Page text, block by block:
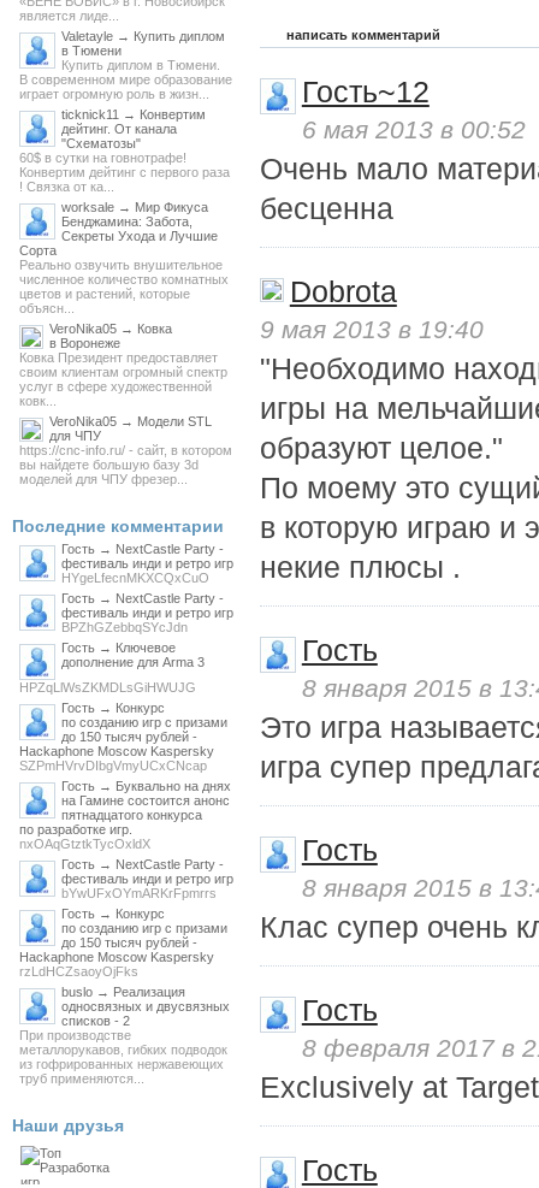
написать комментарий
Гость~12
6 мая 2013 в 00:52
Очень мало
бесценна
Dobrota
9 мая 2013 в 19:40
"Необходимо
игры на
образуют целое."
По моему это
в которую играю и
некие плюсы .
Гость
8 января 2015 в
Это игра
игра супер
Гость
8 января 2015 в
Клас супер очень
Гость
8 февраля 2017 в
Exclusively at
Гость
является лиде...
Valetayle → Купить диплом
в Тюмени
Купить диплом в Тюмени.
В современном мире образование
играет огромную роль в жизн...
ticknick11 → Конвертим
дейтинг. От канала
"Схематозы"
60$ в сутки на говнотрафе!
Конвертим дейтинг с первого раза
! Связка от ка...
worksale → Мир Фикуса
Бенджамина: Забота,
Секреты Ухода и Лучшие
Сорта
Реально озвучить внушительное
численное количество комнатных
цветов и растений, которые
объясн...
VeroNika05 → Ковка
в Воронеже
Ковка Президент предоставляет
своим клиентам огромный спектр
услуг в сфере художественной
ковк...
VeroNika05 → Модели STL
для ЧПУ
https://cnc-info.ru/ - сайт, в котором
вы найдете большую базу 3d
моделей для ЧПУ фрезер...
Последние комментарии
Гость → NextCastle Party -
фестиваль инди и ретро игр
HYgeLfecnMKXCQxCuO
Гость → NextCastle Party -
фестиваль инди и ретро игр
BPZhGZebbqSYcJdn
Гость → Ключевое
дополнение для Arma 3
HPZqLlWsZKMDLsGiHWUJG
Гость → Конкурс
по созданию игр с призами
до 150 тысяч рублей -
Hackaphone Moscow Kaspersky
SZPmHVrvDIbgVmyUCxCNcap
Гость → Буквально на днях
на Гамине состоится анонс
пятнадцатого конкурса
по разработке игр.
nxOAqGtztkTycOxldX
Гость → NextCastle Party -
фестиваль инди и ретро игр
bYwUFxOYmARKrFpmrrs
Гость → Конкурс
по созданию игр с призами
до 150 тысяч рублей -
Hackaphone Moscow Kaspersky
rzLdHCZsaoyOjFks
buslo → Реализация
односвязных и двусвязных
списков - 2
При производстве
металлорукавов, гибких подводок
из гофрированных нержавеющих
труб применяются...
Наши друзья